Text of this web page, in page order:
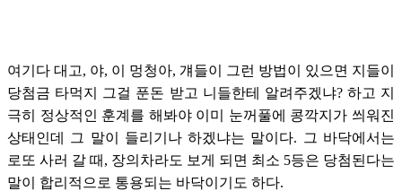
여기다 대고, 야, 이 멍청아, 걔들이 그런 방법이 있으면 지들이
당첨금 타먹지 그걸 푼돈 받고 니들한테 알려주겠냐? 하고 지
극히 정상적인 훈계를 해봐야 이미 눈꺼풀에 콩깍지가 씌워진
상태인데 그 말이 들리기나 하겠냐는 말이다. 그 바닥에서는
로또 사러 갈 때, 장의차라도 보게 되면 최소 5등은 당첨된다는
말이 합리적으로 통용되는 바닥이기도 하다.